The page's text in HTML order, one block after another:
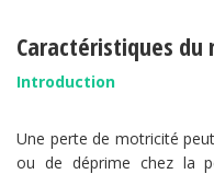
Caractéristiques
Introduction
Une perte de motricité
ou de déprime chez la